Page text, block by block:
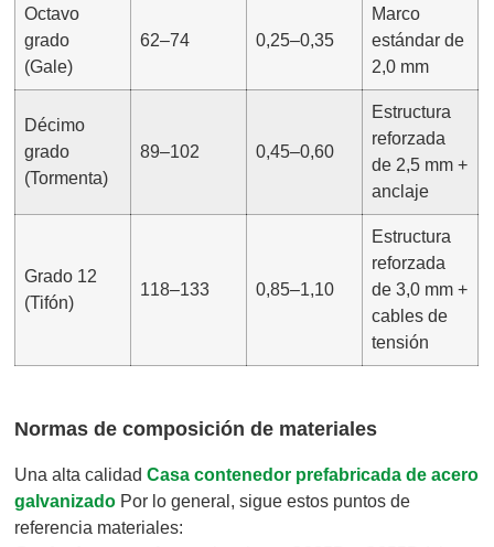
Octavo
grado
(Gale)
62–74 0,25–0,35
Marco
estándar de
2,0 mm
Décimo
grado
(Tormenta)
89–102 0,45–0,60
Estructura
reforzada
de 2,5 mm +
anclaje
Grado 12
(Tifón)
118–133 0,85–1,10
Estructura
reforzada
de 3,0 mm +
cables de
tensión
Normas de composición de materiales
Una alta calidadCasa contenedor prefabricada de acero
galvanizado Por lo general, sigue estos puntos de
referencia materiales: